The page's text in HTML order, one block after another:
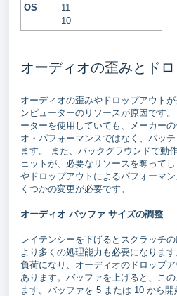
OS
11
10
オーディオの歪みとド
オーディオの歪みやドロップアウト
ンピューターのリソースが原因です
ーターを使用していても、メーカー
オ・パフォーマンスではなく、バッ
ます。 また、バックグラウンドで動
ェットが、必要なリソースを奪って
やドロップアウトによるパフォーマ
くつかの変更が必要です。
オーディオ バッファ サイズの調整
レイテンシーを下げるとスクラッチ
より多くの処理能力も必要になりま
負荷になり、オーディオのドロップ
あります。バッファを上げると、こ
ます。バッファを 5 または 10 から